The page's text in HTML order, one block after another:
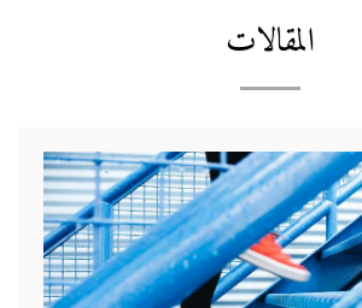
المقالات